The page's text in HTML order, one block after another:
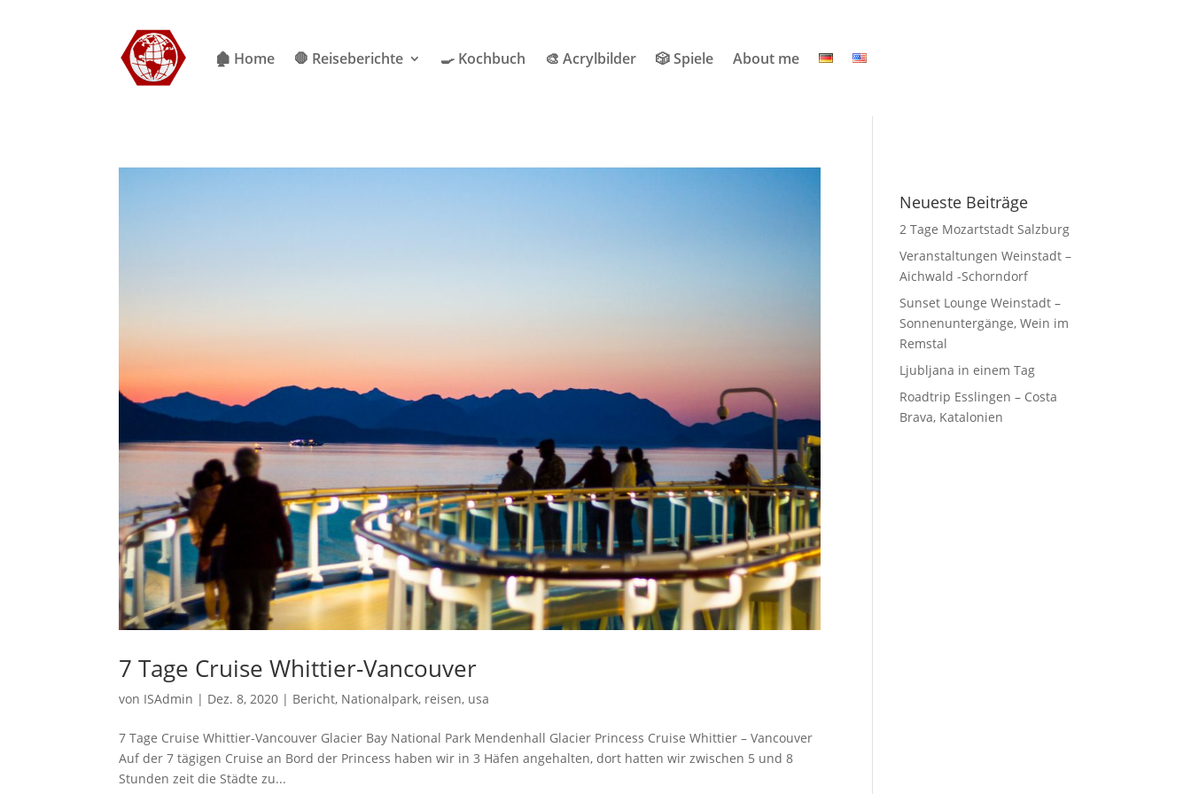
🏚 Home 🛑 Reiseberichte 🍳 Kochbuch 🎨 Acrylbilder 🎲 Spiele About me
7 Tage Cruise Whittier-Vancouver
von ISAdmin | Dez. 8, 2020 | Bericht, Nationalpark, reisen, usa
7 Tage Cruise Whittier-Vancouver Glacier Bay National Park Mendenhall Glacier Princess Cruise Whittier – Vancouver
Auf der 7 tägigen Cruise an Bord der Princess haben wir in 3 Häfen angehalten, dort hatten wir zwischen 5 und 8
Stunden zeit die Städte zu...
Neueste Beiträge
2 Tage Mozartstadt Salzburg
Veranstaltungen Weinstadt –
Aichwald -Schorndorf
Sunset Lounge Weinstadt –
Sonnenuntergänge, Wein im
Remstal
Ljubljana in einem Tag
Roadtrip Esslingen – Costa
Brava, Katalonien